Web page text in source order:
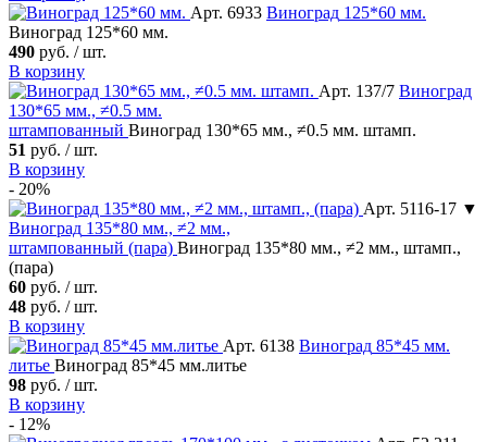
Арт. 6933 Виноград 125*60 мм.
Виноград 125*60 мм.
490 руб. / шт.
В корзину
Арт. 137/7 Виноград
130*65 мм., ≠0.5 мм.
штампованный Виноград 130*65 мм., ≠0.5 мм. штамп.
51 руб. / шт.
В корзину
- 20%
Арт. 5116-17 ▼
Виноград 135*80 мм., ≠2 мм.,
штампованный (пара) Виноград 135*80 мм., ≠2 мм., штамп.,
(пара)
60 руб. / шт.
48 руб. / шт.
В корзину
Арт. 6138 Виноград 85*45 мм.
литье Виноград 85*45 мм.литье
98 руб. / шт.
В корзину
- 12%